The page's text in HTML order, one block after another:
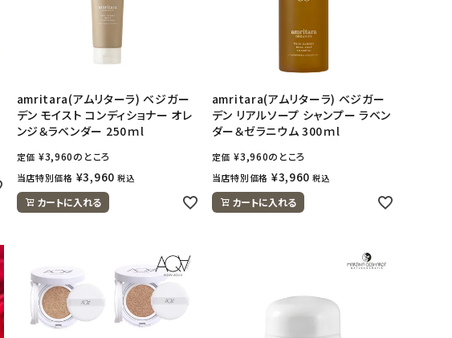
amritara(アムリターラ) ベジガー
デン モイスト コンディショナー オレ
ンジ＆ラベンダー 250ｍl
定価 ¥3,960のところ
当店特別価格 ¥3,960 税込
カートに入れる
amritara(アムリターラ) ベジガー
デン リアルソープ シャンプー ラベン
ダー＆ゼラニウム 300ｍl
定価 ¥3,960のところ
当店特別価格 ¥3,960 税込
カートに入れる